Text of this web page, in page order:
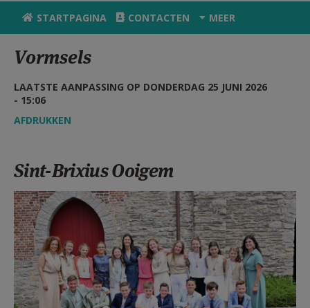
VIERINGEN
HULP
STARTPAGINA PORTAAL
AANMELDEN OF REGISTREREN
STARTPAGINA CONTACTEN MEER
Vormsels
LAATSTE AANPASSING OP DONDERDAG 25 JUNI 2026
- 15:06
AFDRUKKEN
Sint-Brixius Ooigem
DSC_9814.JPG